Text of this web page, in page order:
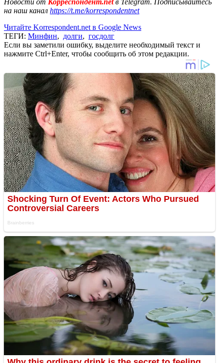
на наш канал https://t.me/korrespondentnet
Читайте Korrespondent.net в Google News
ТЕГИ: Минфин, долги, госдолг
Если вы заметили ошибку, выделите необходимый текст и
нажмите Ctrl+Enter, чтобы сообщить об этом редакции.